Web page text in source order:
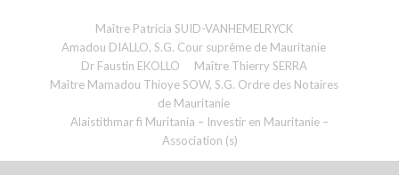
Maître Patricia SUID-VANHEMELRYCK
Amadou DIALLO, S.G. Cour suprême de Mauritanie
Dr Faustin EKOLLO
Maître Thierry SERRA
Maître Mamadou Thioye SOW, S.G. Ordre des Notaires
de Mauritanie
Alaistithmar fi Muritania – Investir en Mauritanie –
Association (s)